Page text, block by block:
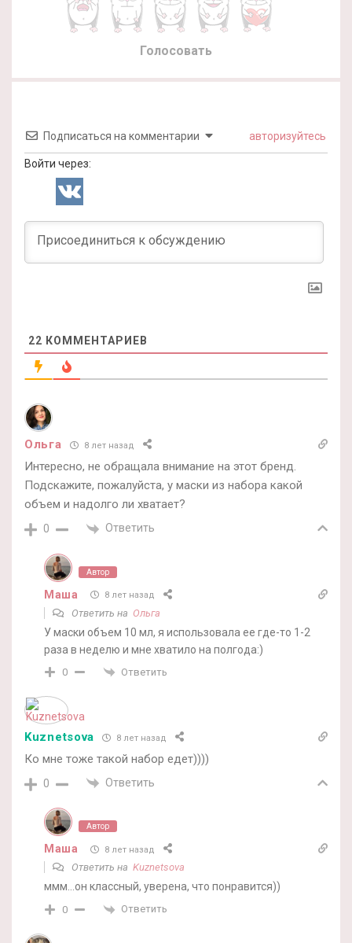
Голосовать
Подписаться на комментарии авторизуйтесь
Войти через:
22 КОММЕНТАРИЕВ
Ольга 8 лет назад
Интересно, не обращала внимание на этот бренд.
Подскажите, пожалуйста, у маски из набора какой
объем и надолго ли хватает?
0 Ответить
Автор
Маша 8 лет назад
Ответить на Ольга
У маски объем 10 мл, я использовала ее где-то 1-2
раза в неделю и мне хватило на полгода:)
0 Ответить
Kuznetsova 8 лет назад
Ко мне тоже такой набор едет))))
0 Ответить
Автор
Маша 8 лет назад
Ответить на Kuznetsova
ммм…он классный, уверена, что понравится))
0 Ответить